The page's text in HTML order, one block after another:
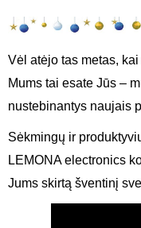
Vėl atėjo tas metas,
Mums tai esate Jūs –
nustebinantys naujais
Sėkmingų ir
LEMONA electronics
Jums skirtą šventinį